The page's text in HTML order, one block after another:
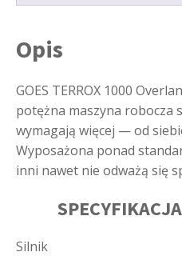
Opis
GOES TERROX 1000
potężna maszyna robocza
wymagają więcej — od
Wyposażona ponad
inni nawet nie odważą się
Silnik